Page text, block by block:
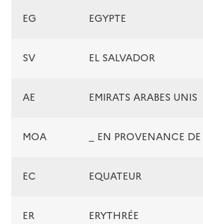
EG EGYPTE
SV EL SALVADOR
AE EMIRATS ARABES UNIS
MOA _ EN PROVENANCE
EC EQUATEUR
ER ERYTHRÉE